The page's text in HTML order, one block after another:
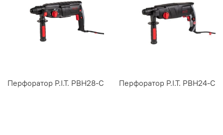
Перфоратор P.I.T. PBH28-C Перфоратор P.I.T. PBH24-C